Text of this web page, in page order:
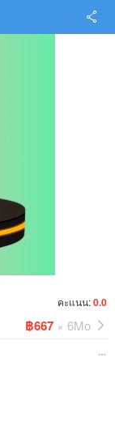
คะแนน:0.0
฿667 × 6Mo